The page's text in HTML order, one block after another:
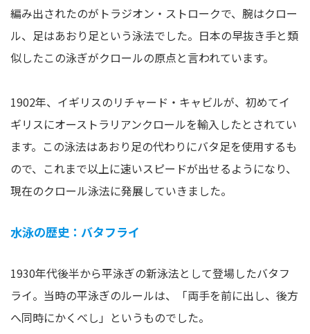
編み出されたのがトラジオン・ストロークで、腕はクロー
ル、足はあおり足という泳法でした。日本の早抜き手と類
似したこの泳ぎがクロールの原点と言われています。
1902年、イギリスのリチャード・キャビルが、初めてイ
ギリスにオーストラリアンクロールを輸入したとされてい
ます。この泳法はあおり足の代わりにバタ足を使用するも
ので、これまで以上に速いスピードが出せるようになり、
現在のクロール泳法に発展していきました。
水泳の歴史：バタフライ
1930年代後半から平泳ぎの新泳法として登場したバタフ
ライ。当時の平泳ぎのルールは、「両手を前に出し、後方
へ同時にかくべし」というものでした。